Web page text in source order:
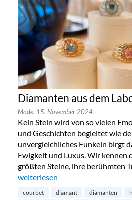
Diamanten aus dem
Mode, 15. November 2024
Kein Stein wird von so vielen
und Geschichten begleitet wie
unvergleichliches Funkeln birgt
Ewigkeit und Luxus. Wir kennen
größten Steine, ihre berühmten
„Diamanten aus dem Labor – die
weiterlesen
courbet diamant diamanten